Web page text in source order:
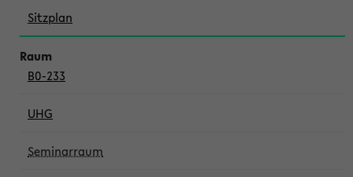
Sitzplan
B0-233
UHG
Seminarraum